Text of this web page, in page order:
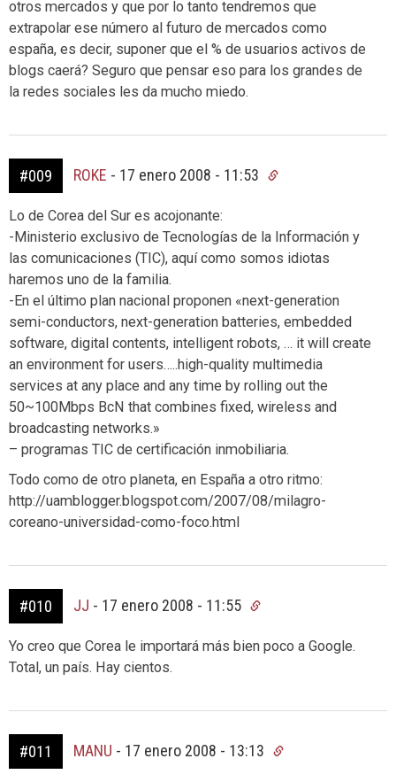
otros mercados y que por lo tanto tendremos que
extrapolar ese número al futuro de mercados como
españa, es decir, suponer que el % de usuarios activos de
blogs caerá? Seguro que pensar eso para los grandes de
la redes sociales les da mucho miedo.
#009 ROKE - 17 enero 2008 - 11:53
Lo de Corea del Sur es acojonante:
-Ministerio exclusivo de Tecnologías de la Información y
las comunicaciones (TIC), aquí como somos idiotas
haremos uno de la familia.
-En el último plan nacional proponen «next-generation
semi-conductors, next-generation batteries, embedded
software, digital contents, intelligent robots, … it will create
an environment for users…..high-quality multimedia
services at any place and any time by rolling out the
50~100Mbps BcN that combines fixed, wireless and
broadcasting networks.»
– programas TIC de certificación inmobiliaria.
Todo como de otro planeta, en España a otro ritmo:
http://uamblogger.blogspot.com/2007/08/milagro-
coreano-universidad-como-foco.html
#010 JJ - 17 enero 2008 - 11:55
Yo creo que Corea le importará más bien poco a Google.
Total, un país. Hay cientos.
#011 MANU - 17 enero 2008 - 13:13